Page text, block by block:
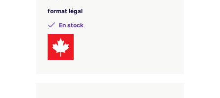
format légal
En stock